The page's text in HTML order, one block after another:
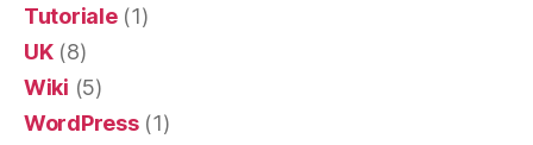
Tutoriale(1)
UK(8)
Wiki (5)
WordPress(1)